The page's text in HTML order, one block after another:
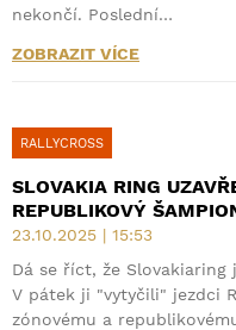
nekončí. Poslední…
ZOBRAZIT VÍCE
RALLYCROSS
SLOVAKIA RING
REPUBLIKOVÝ
23.10.2025 | 15:53
Dá se říct, že
V pátek ji "vytyčili" jezdci
zónovému a